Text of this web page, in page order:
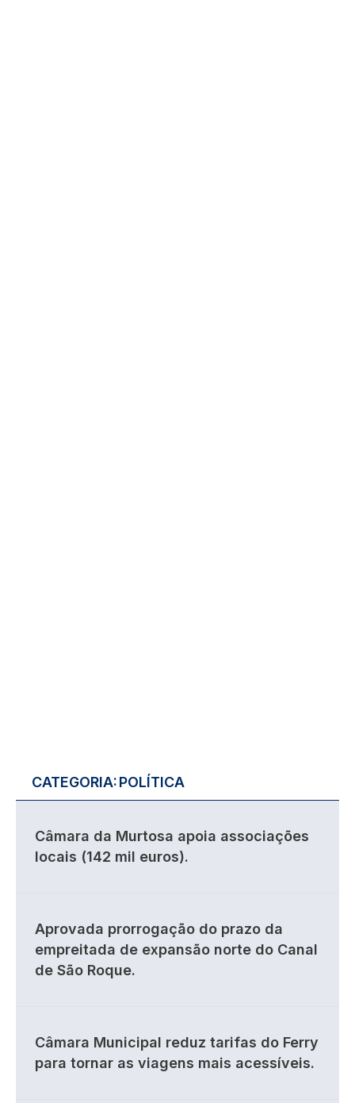
CATEGORIA:POLÍTICA
Câmara da Murtosa apoia associações
locais (142 mil euros).
Aprovada prorrogação do prazo da
empreitada de expansão norte do Canal
de São Roque.
Câmara Municipal reduz tarifas do Ferry
para tornar as viagens mais acessíveis.